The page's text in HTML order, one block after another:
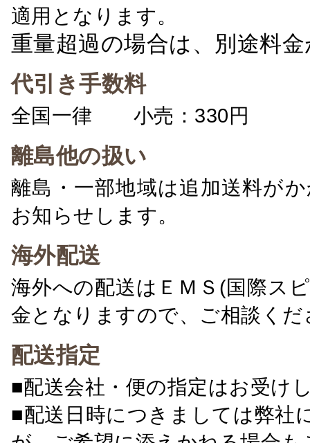
適用となります。
重量超過の場合は、別途料
代引き手数料
全国一律 小売：330円 卸
離島他の扱い
離島・一部地域は追加送料が
お知らせします。
海外配送
海外への配送はＥＭＳ(国際ス
金となりますので、ご相談くだ
配送指定
■配送会社・便の指定はお受け
■配送日時につきましては弊社